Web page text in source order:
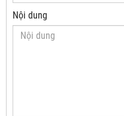
Nội dung